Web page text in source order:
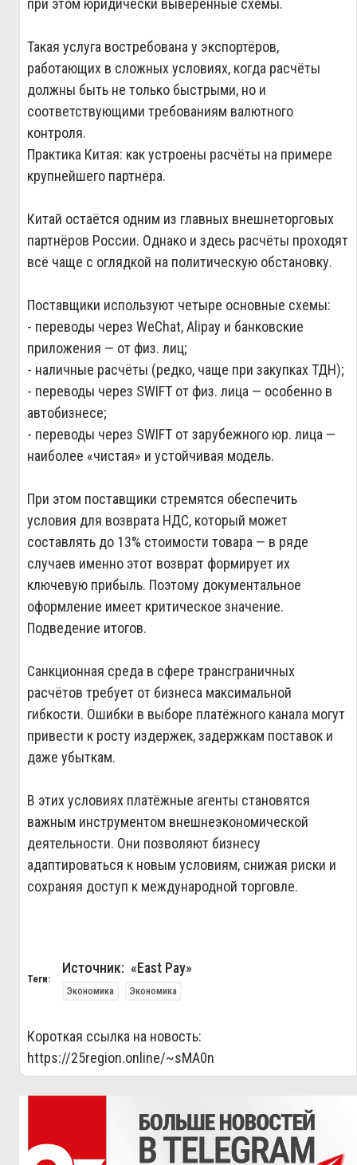
Такая услуга востребована у экспортёров,
работающих в сложных условиях, когда расчёты
должны быть не только быстрыми, но и
соответствующими требованиям валютного
контроля.
Практика Китая: как устроены расчёты на примере
крупнейшего партнёра.
Китай остаётся одним из главных внешнеторговых
партнёров России. Однако и здесь расчёты проходят
всё чаще с оглядкой на политическую обстановку.
Поставщики используют четыре основные схемы:
- переводы через WeChat, Alipay и банковские
приложения — от физ. лиц;
- наличные расчёты (редко, чаще при закупках ТДН);
- переводы через SWIFT от физ. лица — особенно в
автобизнесе;
- переводы через SWIFT от зарубежного юр. лица —
наиболее «чистая» и устойчивая модель.
При этом поставщики стремятся обеспечить
условия для возврата НДС, который может
составлять до 13% стоимости товара — в ряде
случаев именно этот возврат формирует их
ключевую прибыль. Поэтому документальное
оформление имеет критическое значение.
Подведение итогов.
Санкционная среда в сфере трансграничных
расчётов требует от бизнеса максимальной
гибкости. Ошибки в выборе платёжного канала могут
привести к росту издержек, задержкам поставок и
даже убыткам.
В этих условиях платёжные агенты становятся
важным инструментом внешнеэкономической
деятельности. Они позволяют бизнесу
адаптироваться к новым условиям, снижая риски и
сохраняя доступ к международной торговле.
Теги:
Источник: «East Pay»
Экономика Экономика
Короткая ссылка на новость:
https://25region.online/~sMA0n